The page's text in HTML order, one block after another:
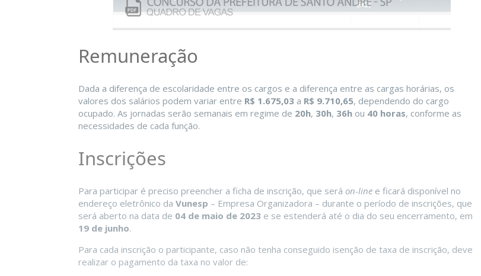
Remuneração
Dada a diferença de escolaridade entre os cargos e a diferença entre as cargas horárias, os
valores dos salários podem variar entre R$ 1.675,03 a R$ 9.710,65, dependendo do cargo
ocupado. As jornadas serão semanais em regime de 20h, 30h, 36h ou 40 horas, conforme as
necessidades de cada função.
Inscrições
Para participar é preciso preencher a ficha de inscrição, que será on-line e ficará disponível no
endereço eletrônico da Vunesp – Empresa Organizadora – durante o período de inscrições, que
será aberto na data de 04 de maio de 2023 e se estenderá até o dia do seu encerramento, em
19 de junho.
Para cada inscrição o participante, caso não tenha conseguido isenção de taxa de inscrição, deve
realizar o pagamento da taxa no valor de: